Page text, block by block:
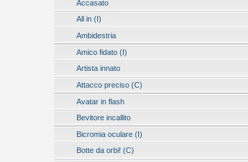
Accasato
All in (I)
Ambidestria
Amico fidato (I)
Artista innato
Attacco preciso (C)
Avatar in flash
Bevitore incallito
Bicromia oculare (I)
Botte da orbi! (C)